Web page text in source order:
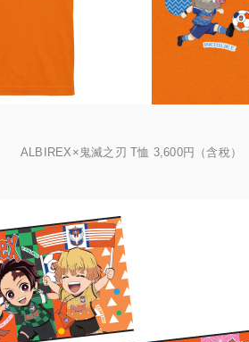
ALBIREX×鬼滅之刃 T恤 3,600円（含稅）